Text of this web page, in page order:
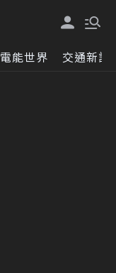
電能世界 交通新訊